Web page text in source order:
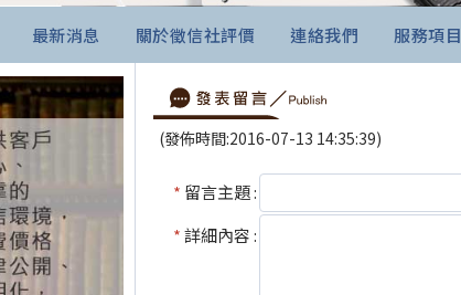
最新消息 關於徵信社評價 連絡我們 服務項目
(發佈時間:2016-07-13 14:35:39)
* 留言主題 :
*詳細內容 :